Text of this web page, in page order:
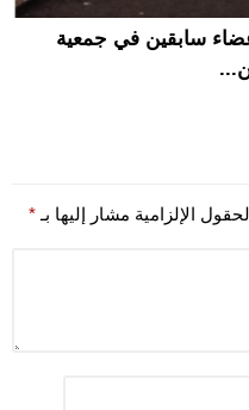
سابقين في جمعية
الإلزامية مشار إليها بـ *